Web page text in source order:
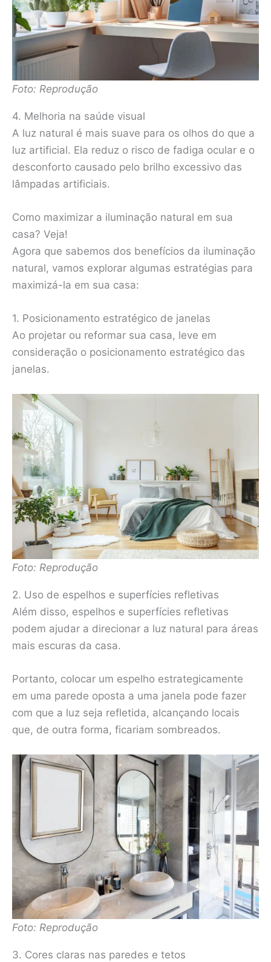
Foto: Reprodução
4. Melhoria na saúde visual
A luz natural é mais suave para os olhos do que a
luz artificial. Ela reduz o risco de fadiga ocular e o
desconforto causado pelo brilho excessivo das
lâmpadas artificiais.
Como maximizar a iluminação natural em sua
casa? Veja!
Agora que sabemos dos benefícios da iluminação
natural, vamos explorar algumas estratégias para
maximizá-la em sua casa:
1. Posicionamento estratégico de janelas
Ao projetar ou reformar sua casa, leve em
consideração o posicionamento estratégico das
janelas.
Foto: Reprodução
2. Uso de espelhos e superfícies refletivas
Além disso, espelhos e superfícies refletivas
podem ajudar a direcionar a luz natural para áreas
mais escuras da casa.
Portanto, colocar um espelho estrategicamente
em uma parede oposta a uma janela pode fazer
com que a luz seja refletida, alcançando locais
que, de outra forma, ficariam sombreados.
Foto: Reprodução
3. Cores claras nas paredes e tetos